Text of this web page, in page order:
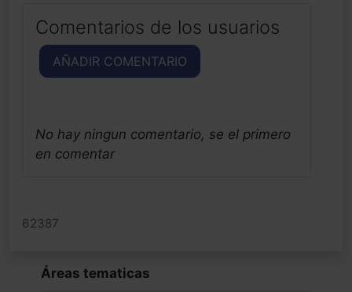
Comentarios de los usuarios
AÑADIR COMENTARIO
No hay ningun comentario, se el primero
en comentar
62387
Áreas tematicas